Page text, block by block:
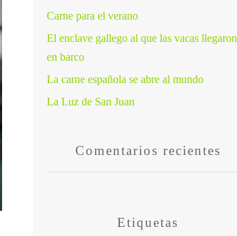
Carne para el verano
El enclave gallego al que las vacas llegaron
en barco
La carne española se abre al mundo
La Luz de San Juan
Comentarios recientes
Etiquetas